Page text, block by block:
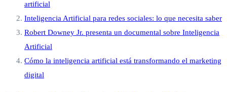
artificial
Inteligencia Artificial para redes sociales: lo que necesita saber
Robert Downey Jr. presenta un documental sobre Inteligencia
Artificial
Cómo la inteligencia artificial está transformando el marketing
digital